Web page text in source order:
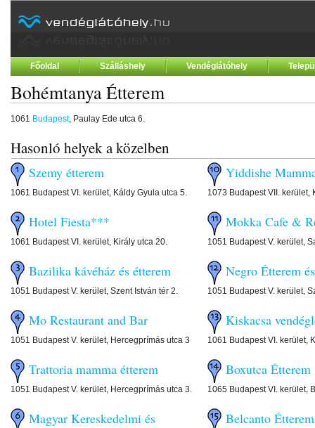
Főoldal Szálláshely Vendéglátóhely
Bohémtanya Étterem
1061 Budapest, Paulay Ede utca 6.
Hasonló helyek a közelben
Szemy étterem
1061 Budapest VI. kerület, Káldy Gyula utca 5.
Hotel Fiesta***
1061 Budapest VI. kerület, Király utca 20.
Bazilika kávéház és étterem
1051 Budapest V. kerület, Szent István tér 2.
Mo Restaurant and Bar
1051 Budapest V. kerület, Hercegprímás utca 3
Trattoria mamma étterem
1051 Budapest V. kerület, Hercegprímás utca 3.
Magyar Kereskedelmi és
Yiddishe
1073 Budapest VII. kerület,
Mokka Cafe &
1051 Budapest V. kerület,
Negro Étterem
1051 Budapest V. kerület,
Kiskacsa
1061 Budapest VI. kerület,
Boxutca Étterem
1065 Budapest VI. kerület,
Belcanto Étterem